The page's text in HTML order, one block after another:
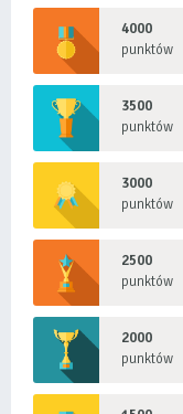
4000
punktów
3500
punktów
3000
punktów
2500
punktów
2000
punktów